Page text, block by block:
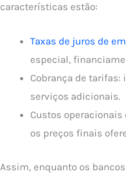
características estão:
Taxas de juros de
especial,
Cobrança de
serviços adicionais.
Custos
os preços finais
Assim, enquanto os